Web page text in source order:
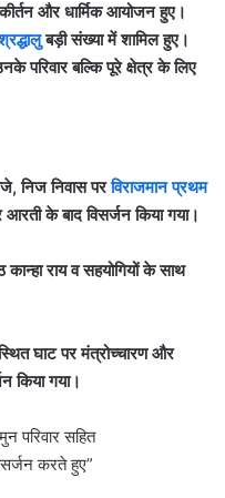
और धार्मिक आयोजन हुए।
बड़ी संख्या में शामिल हुए।
परिवार बल्कि पूरे क्षेत्र के लिए
निज निवास परविराजमान प्रथम
के बाद विसर्जन किया गया।
राय व सहयोगियों के साथ
घाट पर मंत्रोच्चारण और
किया गया।